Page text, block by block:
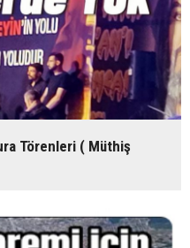
Törenleri ( Müthiş